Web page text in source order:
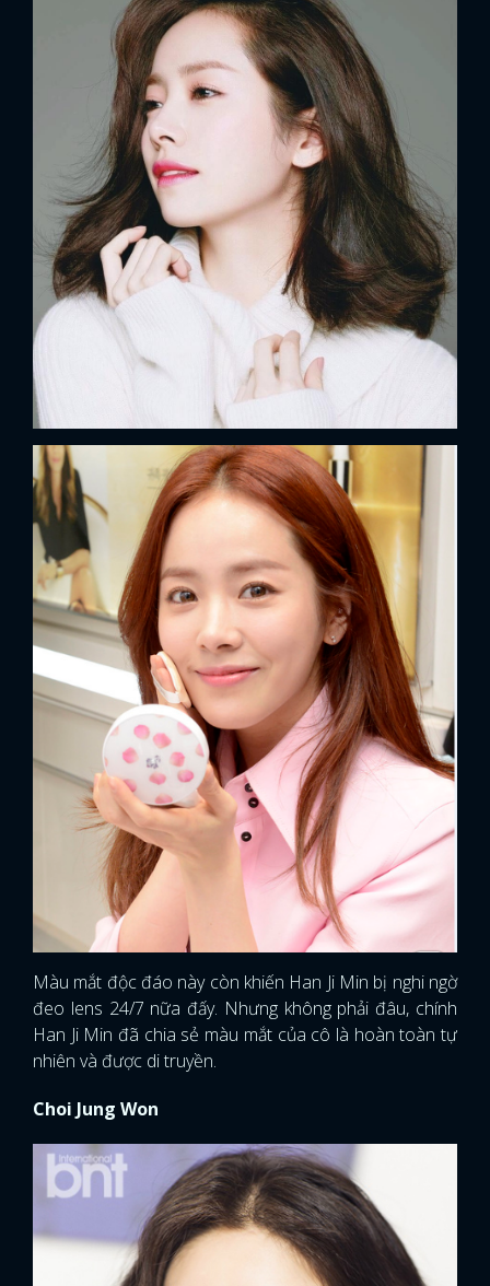
Màu mắt độc đáo này còn khiến Han Ji Min bị nghi ngờ
đeo lens 24/7 nữa đấy. Nhưng không phải đâu, chính
Han Ji Min đã chia sẻ màu mắt của cô là hoàn toàn tự
nhiên và được di truyền.
Choi Jung Won